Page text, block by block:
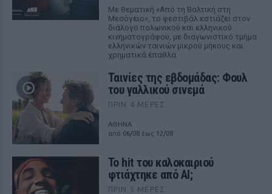
Με θεματική «Από τη Βαλτική στη
Μεσόγειο», το φεστιβάλ εστιάζει στον
διάλογο πολωνικού και ελληνικού
κινηματογράφου, με διαγωνιστικό τμήμα
ελληνικών ταινιών μικρού μήκους και
χρηματικά έπαθλα.
Ταινίες της εβδομάδας: Φουλ
του γαλλικού σινεμά
ΠΡΙΝ 4 ΜΈΡΕΣ
ΑΘΗΝΑ
από 06/08 έως 12/08
Το hit του καλοκαιριού
φτιάχτηκε από AI;
ΠΡΙΝ 5 ΜΈΡΕΣ